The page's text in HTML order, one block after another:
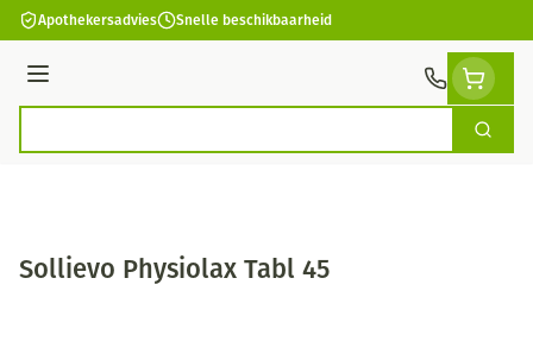
Ga naar de inhoud
Apothekersadvies Snelle beschikbaarheid
Menu
Zoek
Sollievo Physiolax Tabl 45